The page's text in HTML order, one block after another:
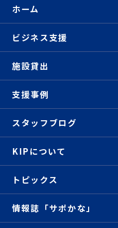
ホーム
ビジネス支援
施設貸出
支援事例
スタッフブログ
KIPについて
トピックス
情報誌「サポかな」